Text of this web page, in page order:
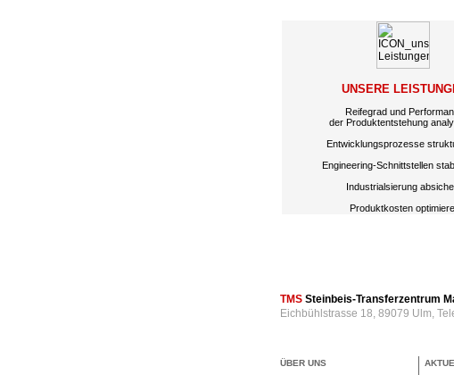
UNSERE
Reifegrad und
der Produktentstehung
Entwicklungsprozesse
Engineering-Schnittstellen
Industrialsierung
Produktkosten
TMS Steinbeis-Transferzentrum
Eichbühlstrasse 18, 89079 Ulm,
ÜBER UNS